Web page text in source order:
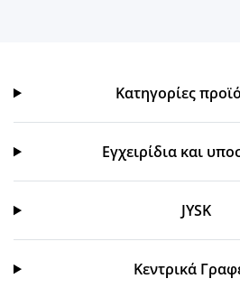
Κατηγορίες
Εγχειρίδια και
Εγχειρίδια και
JYSK
JYSK
Κεντρικά